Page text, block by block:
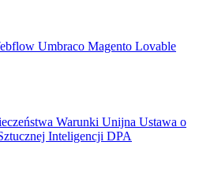
Umbraco Magento Lovable
Warunki Unijna Ustawa o
Inteligencji DPA